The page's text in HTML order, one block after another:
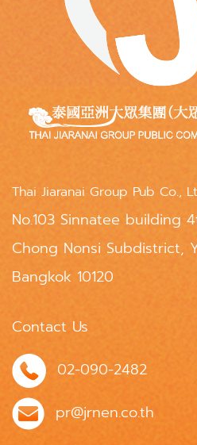
Thai Jiaranai Group Pub Co.,
No.103 Sinnatee building
Chong Nonsi Subdistrict,
Bangkok 10120
Contact Us
02-090-2482
pr@jrnen.co.th